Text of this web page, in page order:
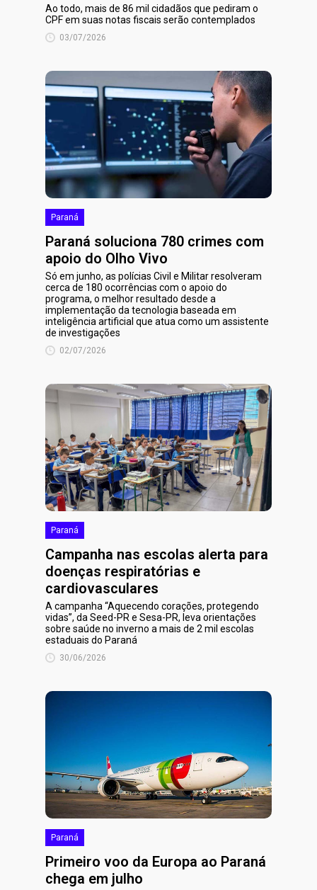
Ao todo, mais de 86 mil cidadãos que pediram o
CPF em suas notas fiscais serão contemplados
03/07/2026
Paraná
Paraná soluciona 780 crimes com
apoio do Olho Vivo
Só em junho, as polícias Civil e Militar resolveram
cerca de 180 ocorrências com o apoio do
programa, o melhor resultado desde a
implementação da tecnologia baseada em
inteligência artificial que atua como um assistente
de investigações
02/07/2026
Paraná
Campanha nas escolas alerta para
doenças respiratórias e
cardiovasculares
A campanha “Aquecendo corações, protegendo
vidas”, da Seed-PR e Sesa-PR, leva orientações
sobre saúde no inverno a mais de 2 mil escolas
estaduais do Paraná
30/06/2026
Paraná
Primeiro voo da Europa ao Paraná
chega em julho